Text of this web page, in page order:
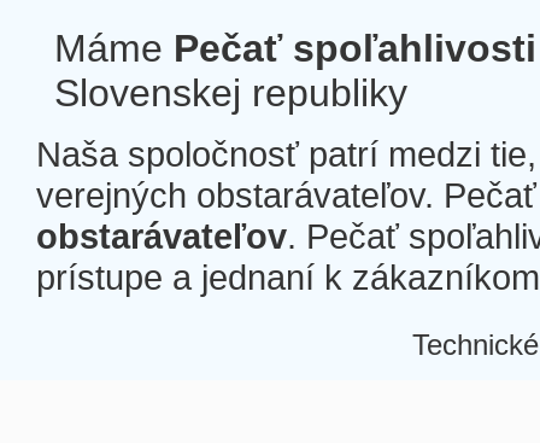
Máme Pečať spoľahlivosti
Slovenskej republiky
Naša spoločnosť patrí medzi
verejných obstarávateľov.
obstarávateľov. Pečať
prístupe a jednaní k